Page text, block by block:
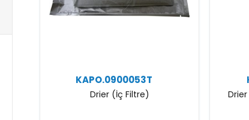
KAPO.0900053T
Drier (İç Filtre)